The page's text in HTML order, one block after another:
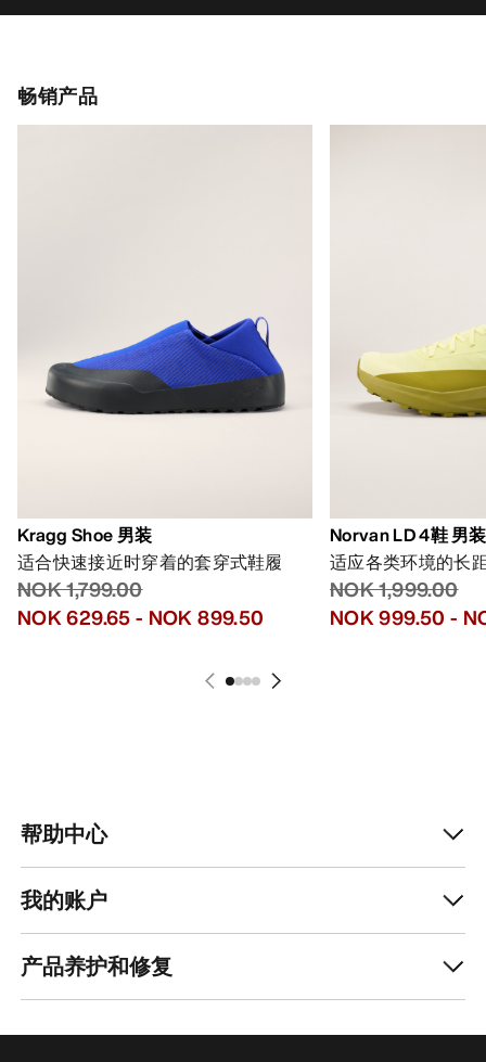
畅销产品
Kragg Shoe 男装
适合快速接近时穿着的套穿式鞋履
NOK 1,799.00
NOK 629.65- NOK 899.50
Norvan LD 4鞋 男装
适应各类环境的长
NOK 1,999.00
NOK 999.50 -
帮助中心
我的账户
产品养护和修复